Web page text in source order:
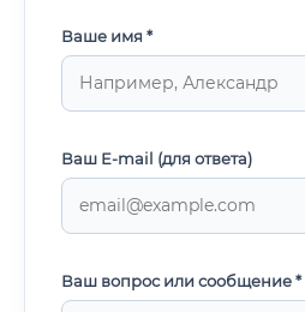
Ваше имя *
Ваш E-mail (для ответа)
Ваш вопрос или сообщение *